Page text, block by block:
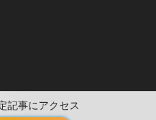
記事にアクセス